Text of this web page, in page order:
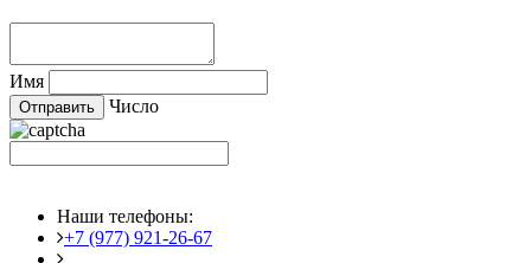
Имя
Число
Наши телефоны:
+7 (977) 921-26-67